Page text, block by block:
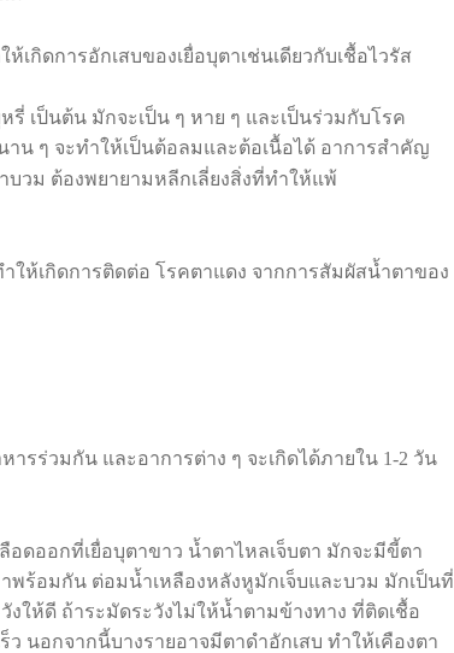
ห้เกิดการอักเสบของเยื่อบุตาเช่นเดียวกับเชื้อไวรัส
รี่ เป็นต้น มักจะเป็น ๆ หาย ๆ และเป็นร่วมกับโรค
น ๆ จะทำให้เป็นต้อลมและต้อเนื้อได้ อาการสำคัญ
บวม ต้องพยายามหลีกเลี่ยงสิ่งที่ทำให้แพ้
ห้เกิดการติดต่อ โรคตาแดง จากการสัมผัสน้ำตาของ
รร่วมกัน และอาการต่าง ๆ จะเกิดได้ภายใน 1-2 วัน
อดออกที่เยื่อบุตาขาว น้ำตาไหลเจ็บตา มักจะมีขี้ตา
พร้อมกัน ต่อมน้ำเหลืองหลังหูมักเจ็บและบวม มักเป็นที่
งให้ดี ถ้าระมัดระวังไม่ให้น้ำตามข้างทาง ที่ติดเชื้อ
นอกจากนี้บางรายอาจมีตาดำอักเสบ ทำให้เคืองตา